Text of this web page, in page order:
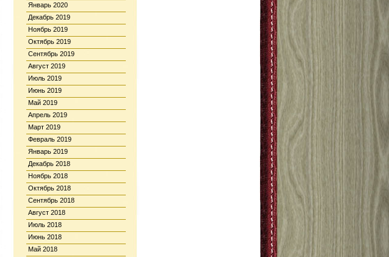
Январь 2020
Декабрь 2019
Ноябрь 2019
Октябрь 2019
Сентябрь 2019
Август 2019
Июль 2019
Июнь 2019
Май 2019
Апрель 2019
Март 2019
Февраль 2019
Январь 2019
Декабрь 2018
Ноябрь 2018
Октябрь 2018
Сентябрь 2018
Август 2018
Июль 2018
Июнь 2018
Май 2018